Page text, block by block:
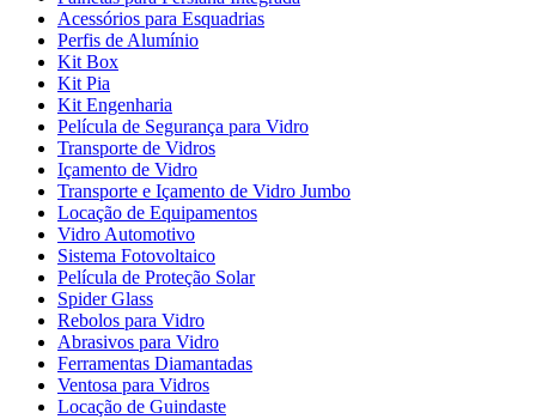
Acessórios para Esquadrias
Perfis de Alumínio
Kit Box
Kit Pia
Kit Engenharia
Película de Segurança para Vidro
Transporte de Vidros
Içamento de Vidro
Transporte e Içamento de Vidro Jumbo
Locação de Equipamentos
Vidro Automotivo
Sistema Fotovoltaico
Película de Proteção Solar
Spider Glass
Rebolos para Vidro
Abrasivos para Vidro
Ferramentas Diamantadas
Ventosa para Vidros
Locação de Guindaste